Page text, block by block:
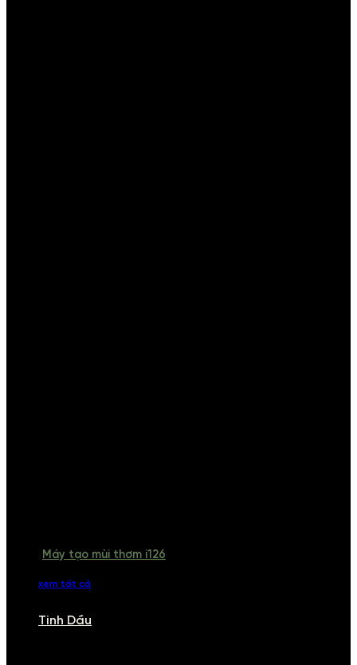
Máy tạo mùi thơm i126
xem tất cả
Tinh Dầu